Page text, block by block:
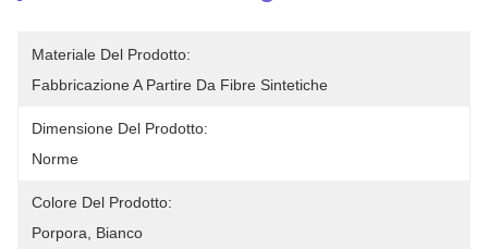
Materiale Del Prodotto:
Fabbricazione A Partire Da Fibre Sintetiche
Dimensione Del Prodotto:
Norme
Colore Del Prodotto:
Porpora, Bianco